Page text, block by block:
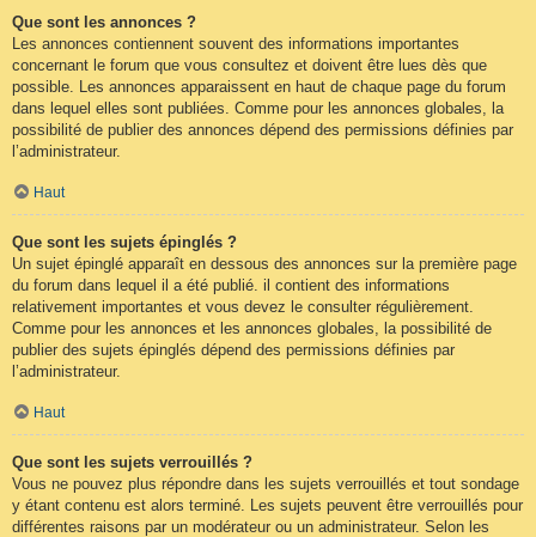
Que sont les annonces ?
Les annonces contiennent souvent des informations importantes
concernant le forum que vous consultez et doivent être lues dès que
possible. Les annonces apparaissent en haut de chaque page du forum
dans lequel elles sont publiées. Comme pour les annonces globales, la
possibilité de publier des annonces dépend des permissions définies par
l’administrateur.
Haut
Que sont les sujets épinglés ?
Un sujet épinglé apparaît en dessous des annonces sur la première page
du forum dans lequel il a été publié. il contient des informations
relativement importantes et vous devez le consulter régulièrement.
Comme pour les annonces et les annonces globales, la possibilité de
publier des sujets épinglés dépend des permissions définies par
l’administrateur.
Haut
Que sont les sujets verrouillés ?
Vous ne pouvez plus répondre dans les sujets verrouillés et tout sondage
y étant contenu est alors terminé. Les sujets peuvent être verrouillés pour
différentes raisons par un modérateur ou un administrateur. Selon les